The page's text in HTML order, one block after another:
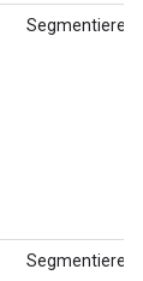
Segmentieren
Segmentieren